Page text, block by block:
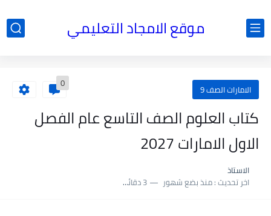
موقع الامجاد التعليمي
الامارات الصف 9 0
كتاب العلوم الصف التاسع عام الفصل
الاول الامارات 2027
الاستاذ
اخر تحديث :منذ بضع شهور 3 دقائق للقراءة